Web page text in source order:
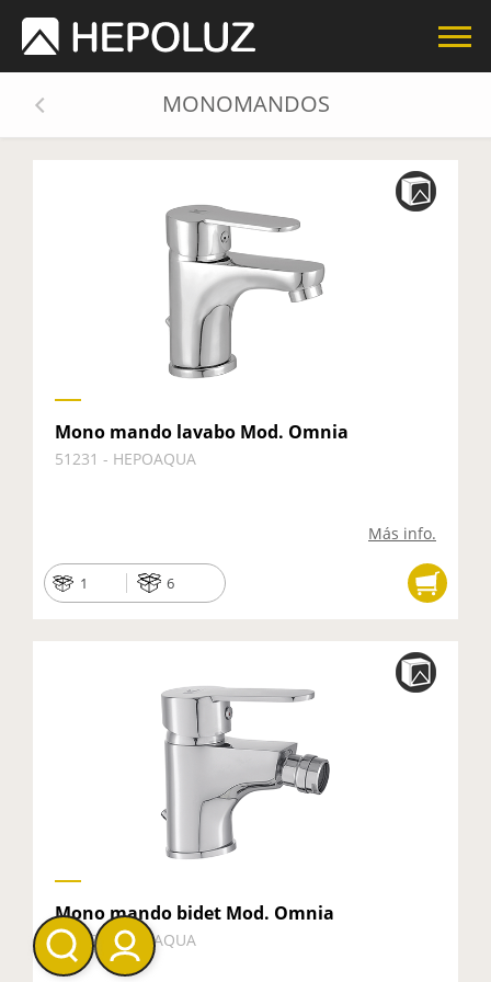
MONOMANDOS
Mono mando lavabo Mod. Omnia
51231 - HEPOAQUA
Más info.
1 6
Mono mando bidet Mod. Omnia
51232 - HEPOAQUA